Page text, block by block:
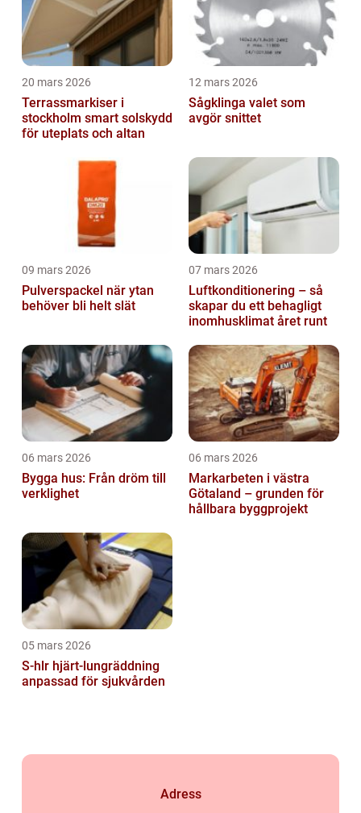
20 mars 2026
Terrassmarkiser i
stockholm smart solskydd
för uteplats och altan
12 mars 2026
Sågklinga valet som
avgör snittet
09 mars 2026
Pulverspackel när ytan
behöver bli helt slät
07 mars 2026
Luftkonditionering – så
skapar du ett behagligt
inomhusklimat året runt
06 mars 2026
Bygga hus: Från dröm till
verklighet
06 mars 2026
Markarbeten i västra
Götaland – grunden för
hållbara byggprojekt
05 mars 2026
S-hlr hjärt-lungräddning
anpassad för sjukvården
Adress